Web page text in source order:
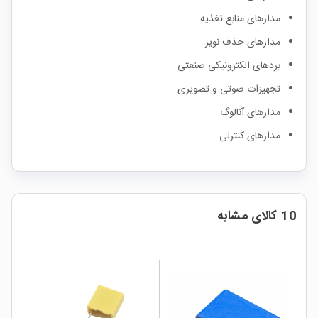
مدارهای منابع تغذیه
مدارهای حذف نویز
بردهای الکترونیکی صنعتی
تجهیزات صوتی و تصویری
مدارهای آنالوگ
مدارهای کنترلی
10 کالای مشابه